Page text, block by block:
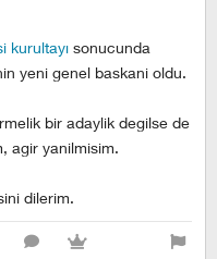
kurultayı sonucunda
yeni genel baskani oldu.
bir adaylik degilse de
agir yanilmisim.
dilerim.